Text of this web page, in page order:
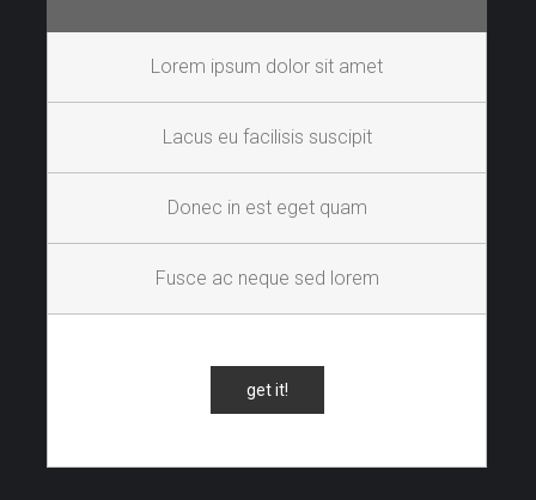
Lorem ipsum dolor sit amet
Lacus eu facilisis suscipit
Donec in est eget quam
Fusce ac neque sed lorem
get it!